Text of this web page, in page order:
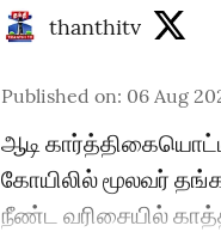
thanthitv
Published on: 06 Aug
ஆடி
கோயிலில் மூலவர்
நீண்ட வரிசையில்